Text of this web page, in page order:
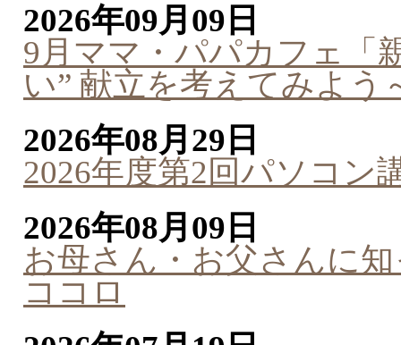
2026年09月09日
9月ママ・パパカフェ「
い” 献立を考えてみよう
2026年08月29日
2026年度第2回パソコン
2026年08月09日
お母さん・お父さんに
ココロ